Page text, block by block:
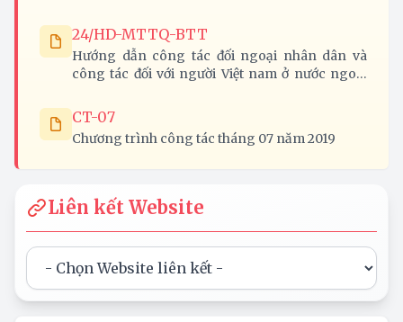
tỉnh Nghệ An
24/HD-MTTQ-BTT
Hướng dẫn công tác đối ngoại nhân dân và
công tác đối với người Việt nam ở nước ngoài
CT-07
Chương trình công tác tháng 07 năm 2019
Liên kết Website